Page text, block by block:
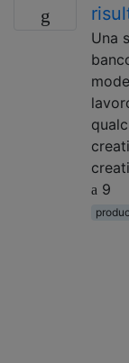
Una
9